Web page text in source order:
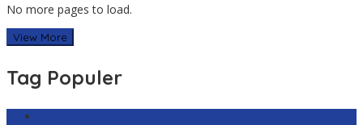
No more pages to load.
View More
Tag Populer